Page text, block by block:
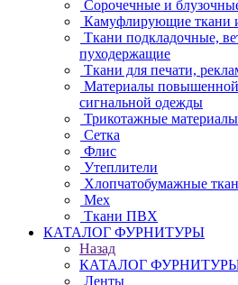
Сорочечные и
Камуфлирующие ткани
Ткани подкладочные,
пуходержащие
Ткани для печати,
Материалы
сигнальной одежды
Трикотажные материалы
Сетка
Флис
Утеплители
Хлопчатобумажные
Мех
Ткани ПВХ
КАТАЛОГ ФУРНИТУРЫ
Назад
КАТАЛОГ
Ленты